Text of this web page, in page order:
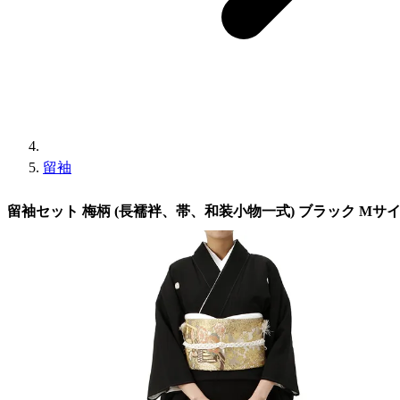
留袖
留袖セット 梅柄 (長襦袢、帯、和装小物一式) ブラック Mサ